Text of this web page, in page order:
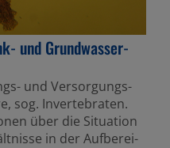
und Grund­was­ser­
und Versor­gungs­
sog. Inver­te­braten.
über die Situa­tion
in der Aufbe­rei­